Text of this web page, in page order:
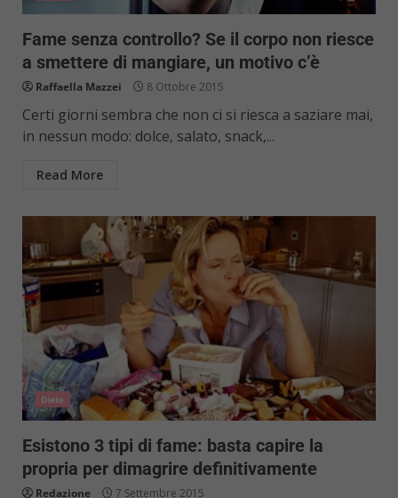
Fame senza controllo? Se il corpo non riesce
a smettere di mangiare, un motivo c’è
Raffaella Mazzei 8 Ottobre 2015
Certi giorni sembra che non ci si riesca a saziare mai,
in nessun modo: dolce, salato, snack,...
Read More
Diete
Esistono 3 tipi di fame: basta capire la
propria per dimagrire definitivamente
Redazione 7 Settembre 2015